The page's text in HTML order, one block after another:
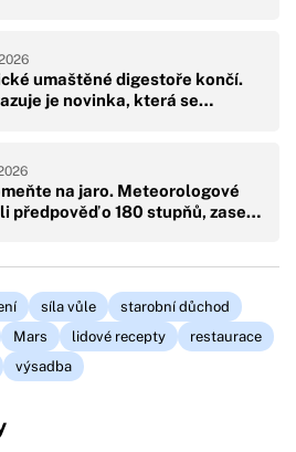
umaštěné digestoře končí.
je novinka, která se…
na jaro. Meteorologové
předpověď o 180 stupňů, zase…
síla vůle
starobní důchod
Mars lidové recepty
restaurace
výsadba